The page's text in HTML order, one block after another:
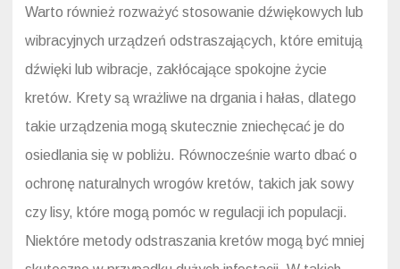
Warto również rozważyć stosowanie dźwiękowych lub
wibracyjnych urządzeń odstraszających, które emitują
dźwięki lub wibracje, zakłócające spokojne życie
kretów. Krety są wrażliwe na drgania i hałas, dlatego
takie urządzenia mogą skutecznie zniechęcać je do
osiedlania się w pobliżu. Równocześnie warto dbać o
ochronę naturalnych wrogów kretów, takich jak sowy
czy lisy, które mogą pomóc w regulacji ich populacji.
Niektóre metody odstraszania kretów mogą być mniej